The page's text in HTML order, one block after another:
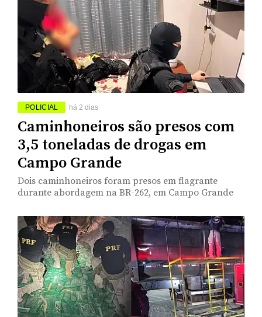
POLICIAL há 2 dias
Caminhoneiros são presos com
3,5 toneladas de drogas em
Campo Grande
Dois caminhoneiros foram presos em flagrante
durante abordagem na BR-262, em Campo Grande